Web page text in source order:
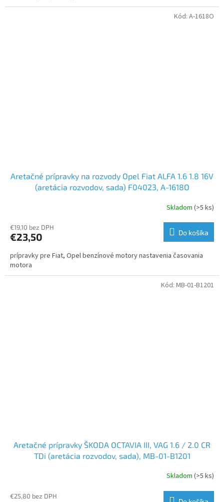
Aretačné prípravky na rozvody Opel Fiat ALFA 1.6 1.8 16V
(aretácia rozvodov, sada) F04023, A-1618O
Skladom (>5 ks)
€19,10 bez DPH
€23,50 Do košíka
prípravky pre Fiat, Opel benzínové motory nastavenia časovania
motora
Kód: A-1618O
Aretačné prípravky ŠKODA OCTAVIA III, VAG 1.6 / 2.0 CR
TDi (aretácia rozvodov, sada), MB-01-B1201
Skladom (>5 ks)
€25,80 bez DPH
Kód: MB-01-B1201